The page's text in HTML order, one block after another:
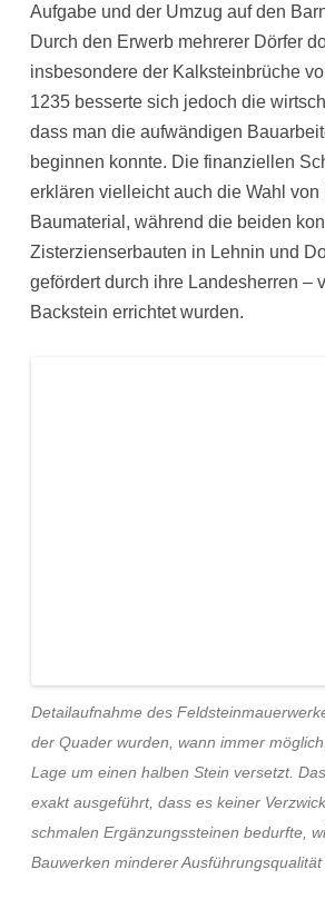
Aufgabe und der Umzug auf den
Durch den Erwerb mehrerer Dörfer
insbesondere der Kalksteinbrüche
1235 besserte sich jedoch die
dass man die aufwändigen
beginnen konnte. Die finanziellen
erklären vielleicht auch die Wahl
Baumaterial, während die beiden
Zisterzienserbauten in Lehnin und
gefördert durch ihre Landesherren –
Backstein errichtet wurden.
Detailaufnahme des
der Quader wurden, wann immer
Lage um einen halben Stein versetzt.
exakt ausgeführt, dass es keiner
schmalen Ergänzungssteinen bedurfte,
Bauwerken minderer Ausführungsqualität